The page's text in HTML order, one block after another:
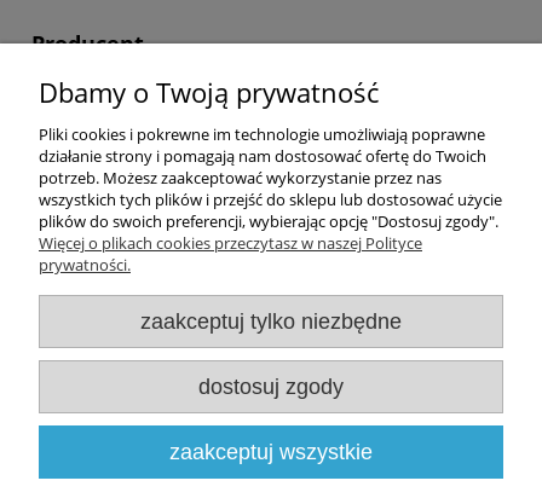
Producent
Marceli Szczepek
ZAMKOWA 20
05-850 OŻARÓW MAZOWIECKI, Polska
sklep@blachydekoracyjne.pl
Pomoc
Moje konto
Informacje
Dbamy o Twoją prywatność
Pliki cookies i pokrewne im technologie umożliwiają poprawne
działanie strony i pomagają nam dostosować ofertę do Twoich
potrzeb. Możesz zaakceptować wykorzystanie przez nas
wszystkich tych plików i przejść do sklepu lub dostosować użycie
plików do swoich preferencji, wybierając opcję "Dostosuj zgody".
Więcej o plikach cookies przeczytasz w naszej Polityce
prywatności.
zaakceptuj tylko niezbędne
dostosuj zgody
zaakceptuj wszystkie